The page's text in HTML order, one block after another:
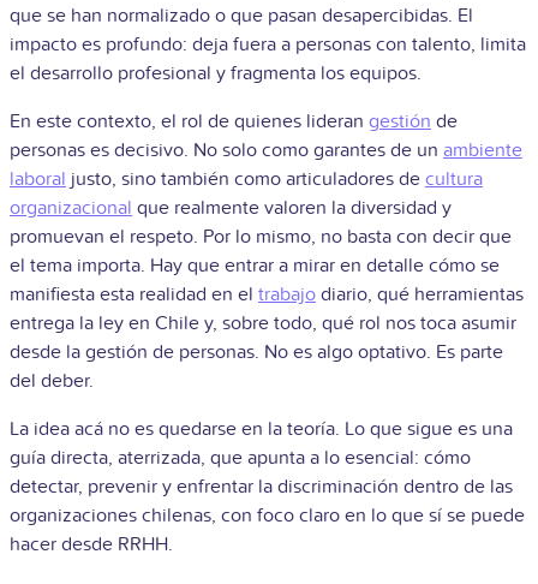
que se han normalizado o que pasan desapercibidas. El
impacto es profundo: deja fuera a personas con talento, limita
el desarrollo profesional y fragmenta los equipos.
En este contexto, el rol de quienes lideran gestión de
personas es decisivo. No solo como garantes de un ambiente
laboral justo, sino también como articuladores de cultura
organizacional que realmente valoren la diversidad y
promuevan el respeto. Por lo mismo, no basta con decir que
el tema importa. Hay que entrar a mirar en detalle cómo se
manifiesta esta realidad en el trabajo diario, qué herramientas
entrega la ley en Chile y, sobre todo, qué rol nos toca asumir
desde la gestión de personas. No es algo optativo. Es parte
del deber.
La idea acá no es quedarse en la teoría. Lo que sigue es una
guía directa, aterrizada, que apunta a lo esencial: cómo
detectar, prevenir y enfrentar la discriminación dentro de las
organizaciones chilenas, con foco claro en lo que sí se puede
hacer desde RRHH.